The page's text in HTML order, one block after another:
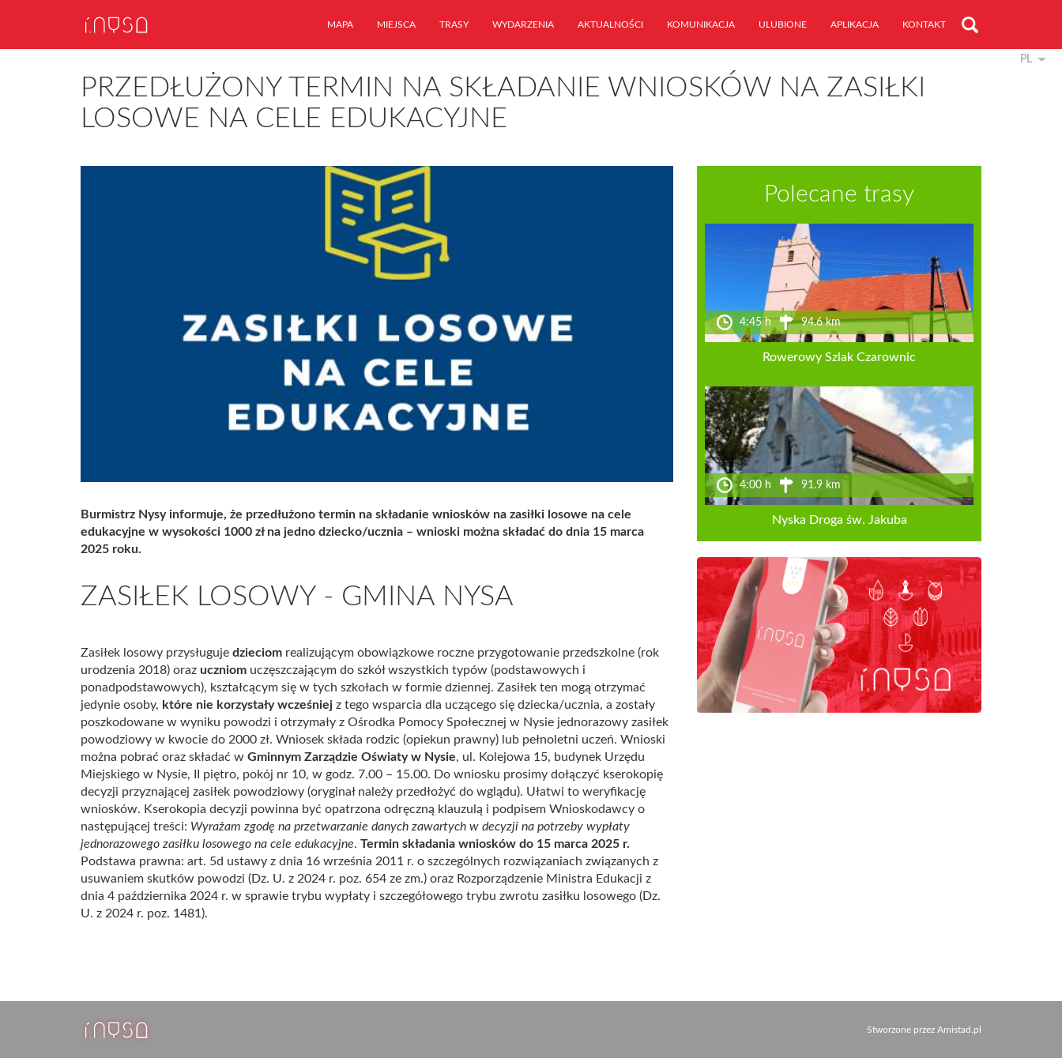
MAPA MIEJSCA TRASY WYDARZENIA AKTUALNOŚCI KOMUNIKACJA ULUBIONE APLIKACJA KONTAKT
PL
PRZEDŁUŻONY TERMIN NA SKŁADANIE WNIOSKÓW NA ZASIŁKI
LOSOWE NA CELE EDUKACYJNE
Burmistrz Nysy informuje, że przedłużono termin na składanie wniosków na zasiłki losowe na cele
edukacyjne w wysokości 1000 zł na jedno dziecko/ucznia – wnioski można składać do dnia 15 marca
2025 roku.
ZASIŁEK LOSOWY - GMINA NYSA
Zasiłek losowy przysługuje dzieciom realizującym obowiązkowe roczne przygotowanie przedszkolne (rok
urodzenia 2018) oraz uczniom uczęszczającym do szkół wszystkich typów (podstawowych i
ponadpodstawowych), kształcącym się w tych szkołach w formie dziennej. Zasiłek ten mogą otrzymać
jedynie osoby, które nie korzystały wcześniej z tego wsparcia dla uczącego się dziecka/ucznia, a zostały
poszkodowane w wyniku powodzi i otrzymały z Ośrodka Pomocy Społecznej w Nysie jednorazowy zasiłek
powodziowy w kwocie do 2000 zł. Wniosek składa rodzic (opiekun prawny) lub pełnoletni uczeń. Wnioski
można pobrać oraz składać w Gminnym Zarządzie Oświaty w Nysie, ul. Kolejowa 15, budynek Urzędu
Miejskiego w Nysie, II piętro, pokój nr 10, w godz. 7.00 – 15.00. Do wniosku prosimy dołączyć kserokopię
decyzji przyznającej zasiłek powodziowy (oryginał należy przedłożyć do wglądu). Ułatwi to weryfikację
wniosków. Kserokopia decyzji powinna być opatrzona odręczną klauzulą i podpisem Wnioskodawcy o
następującej treści: Wyrażam zgodę na przetwarzanie danych zawartych w decyzji na potrzeby wypłaty
jednorazowego zasiłku losowego na cele edukacyjne. Termin składania wniosków do 15 marca 2025 r.
Podstawa prawna: art. 5d ustawy z dnia 16 września 2011 r. o szczególnych rozwiązaniach związanych z
usuwaniem skutków powodzi (Dz. U. z 2024 r. poz. 654 ze zm.) oraz Rozporządzenie Ministra Edukacji z
dnia 4 października 2024 r. w sprawie trybu wypłaty i szczegółowego trybu zwrotu zasiłku losowego (Dz.
U. z 2024 r. poz. 1481).
Polecane trasy
4:45 h 94.6 km
Rowerowy Szlak Czarownic
4:00 h 91.9 km
Nyska Droga św. Jakuba
Stworzone przez Amistad.pl